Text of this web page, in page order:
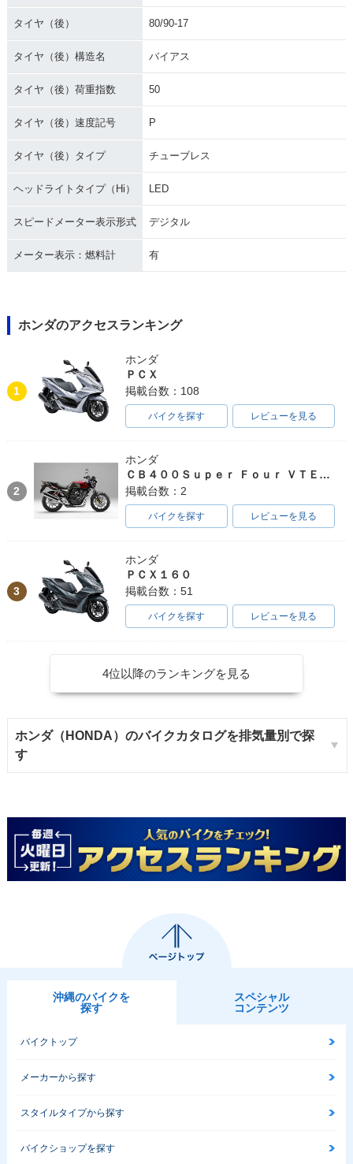
タイヤ（後） 80/90-17
タイヤ（後）構造名 バイアス
タイヤ（後）荷重指数 50
タイヤ（後）速度記号 P
タイヤ（後）タイプ チューブレス
ヘッドライトタイプ（Hi） LED
スピードメーター表示形式 デジタル
メーター表示：燃料計 有
ホンダのアクセスランキング
1
ホンダ
ＰＣＸ
掲載台数：108
バイクを探す レビューを見る
2
ホンダ
ＣＢ４００Ｓｕｐｅｒ Ｆｏｕｒ ＶＴＥＣ ＳＰＥＣ３
掲載台数：2
バイクを探す レビューを見る
3
ホンダ
ＰＣＸ１６０
掲載台数：51
バイクを探す レビューを見る
4位以降のランキングを見る
ホンダ（HONDA）のバイクカタログを排気量別で探
す
沖縄のバイクを
探す
スペシャル
コンテンツ
バイクトップ
メーカーから探す
スタイルタイプから探す
バイクショップを探す